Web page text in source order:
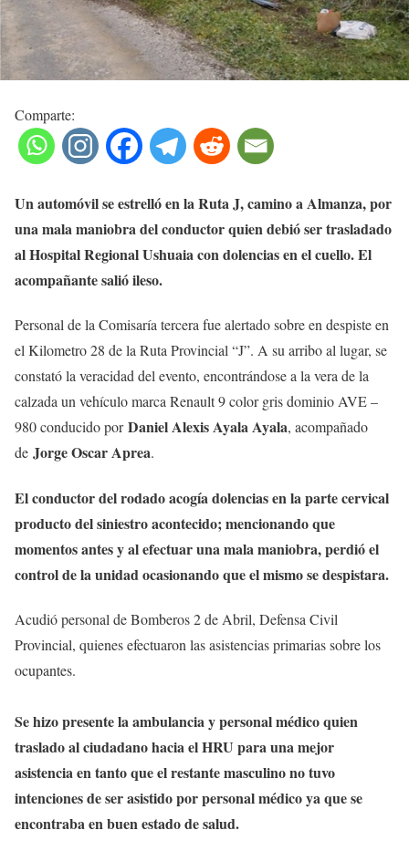
Comparte:
Un automóvil se estrelló en la Ruta J, camino a Almanza, por
una mala maniobra del conductor quien debió ser trasladado
al Hospital Regional Ushuaia con dolencias en el cuello. El
acompañante salió ileso.
Personal de la Comisaría tercera fue alertado sobre en despiste en
el Kilometro 28 de la Ruta Provincial “J”. A su arribo al lugar, se
constató la veracidad del evento, encontrándose a la vera de la
calzada un vehículo marca Renault 9 color gris dominio AVE –
980 conducido porDaniel Alexis Ayala Ayala, acompañado
de Jorge Oscar Aprea.
El conductor del rodado acogía dolencias en la parte cervical
producto del siniestro acontecido; mencionando que
momentos antes y al efectuar una mala maniobra, perdió el
control de la unidad ocasionando que el mismo se despistara.
Acudió personal de Bomberos 2 de Abril, Defensa Civil
Provincial, quienes efectuaron las asistencias primarias sobre los
ocupantes.
Se hizo presente la ambulancia y personal médico quien
traslado al ciudadano hacia el HRU para una mejor
asistencia en tanto que el restante masculino no tuvo
intenciones de ser asistido por personal médico ya que se
encontraba en buen estado de salud.